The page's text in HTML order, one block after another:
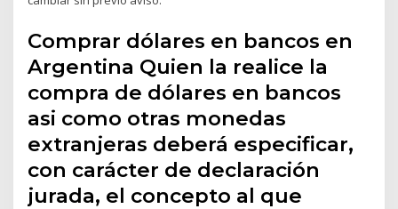
Comprar dólares en bancos en
Argentina Quien la realice la
compra de dólares en bancos
asi como otras monedas
extranjeras deberá especificar,
con carácter de declaración
jurada, el concepto al que